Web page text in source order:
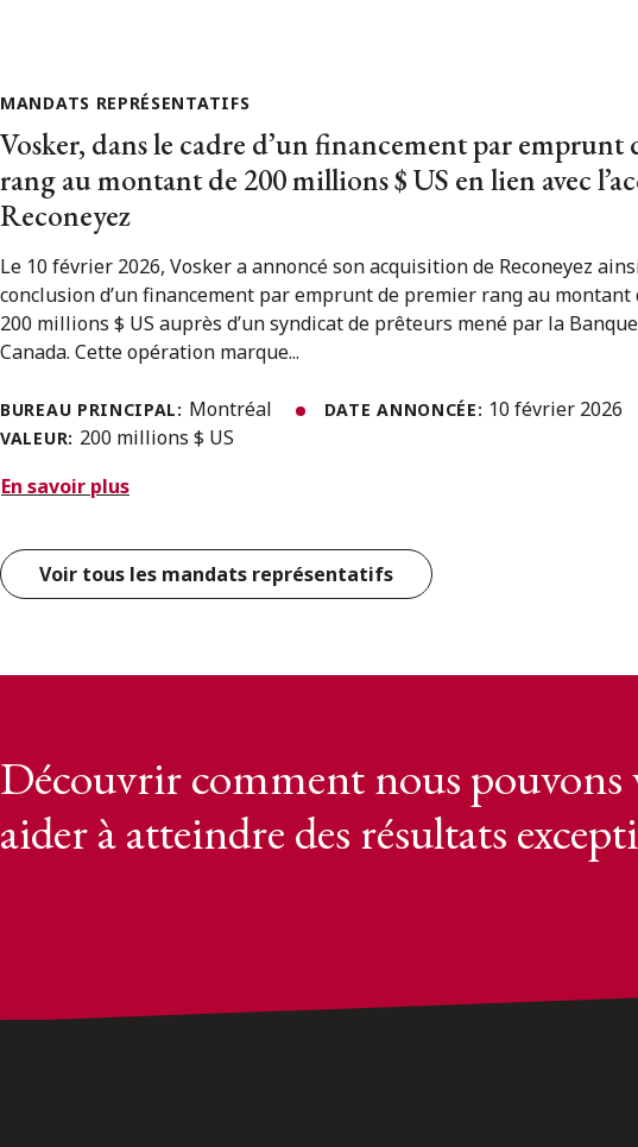
MANDATS REPRÉSENTATIFS
Vosker, dans le cadre d’un financement par emprunt
rang au montant de 200 millions $ US en lien avec
Reconeyez
Le 10 février 2026, Vosker a annoncé son acquisition de Reconeyez
conclusion d’un financement par emprunt de premier rang au montant
200 millions $ US auprès d’un syndicat de prêteurs mené par la
Canada. Cette opération marque...
BUREAU PRINCIPAL: Montréal DATE ANNONCÉE: 10 février 2026
VALEUR: 200 millions $ US
En savoir plus
Voir tous les mandats représentatifs
Découvrir comment nous pouvons
aider à atteindre des résultats